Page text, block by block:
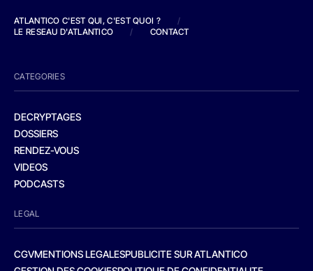
ATLANTICO C'EST QUI, C'EST QUOI ?
/
LE RESEAU D'ATLANTICO
/ CONTACT
CATEGORIES
DECRYPTAGES
DOSSIERS
RENDEZ-VOUS
VIDEOS
PODCASTS
LEGAL
CGVMENTIONS LEGALESPUBLICITE SUR ATLANTICO